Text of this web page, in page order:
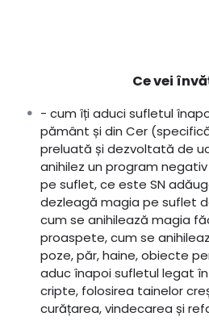
Ce vei
- cum îți aduci sufletul
pământ și din Cer
preluată și dezvoltată de
anihilez un program
pe suflet, ce este SN
dezleagă magia pe suflet
cum se anihilează magia
proaspete, cum se
poze, păr, haine, obiecte
aduc înapoi sufletul legat
cripte, folosirea tainelor
curățarea, vindecarea și